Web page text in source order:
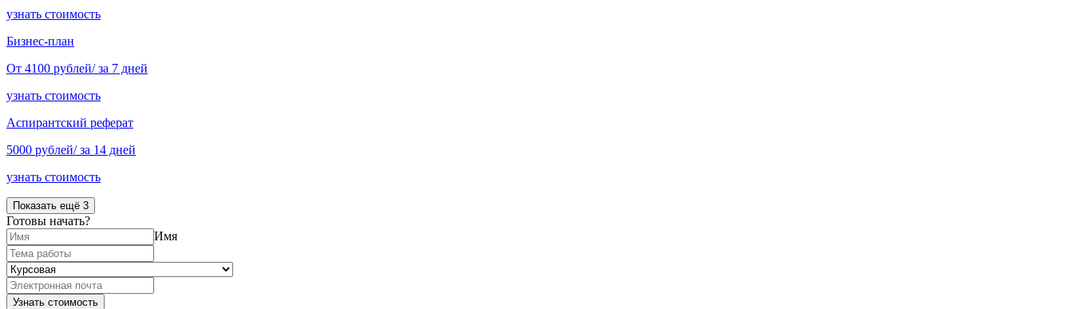
узнать стоимость
Бизнес-план
От 4100 рублей/ за 7 дней
узнать стоимость
Аспирантский реферат
5000 рублей/ за 14 дней
узнать стоимость
Показать ещё 3
Готовы начать?
Имя